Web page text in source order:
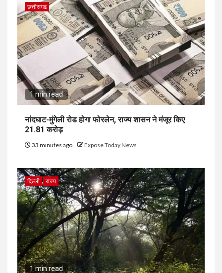
छत्तीसगढ
1 min read
नांदघाट-मुंगेली रोड होगा फोरलेन, राज्य शासन ने मंजूर किए
21.81 करोड़
33 minutes ago Expose Today News
दिल्ली राज्य
1 min read